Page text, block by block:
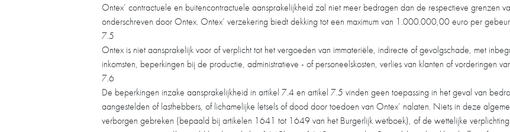
Ontex’ contractuele en buitencontractuele aansprakelijkheid zal niet meer bedragen dan de respectieve grenzen
onderschreven door Ontex. Ontex’ verzekering biedt dekking tot een maximum van 1.000.000,00 euro per
7.5
Ontex is niet aansprakelijk voor of verplicht tot het vergoeden van immateriële, indirecte of gevolgschade, met
inkomsten, beperkingen bij de productie, administratieve - of personeelskosten, verlies van klanten of vorderingen
7.6
De beperkingen inzake aansprakelijkheid in artikel 7.4 en artikel 7.5 vinden geen toepassing in het geval van
aangestelden of lasthebbers, of lichamelijke letsels of dood door toedoen van Ontex’ nalaten. Niets in deze
verborgen gebreken (bepaald bij artikelen 1641 tot 1649 van het Burgerlijk wetboek), of de wettelijke